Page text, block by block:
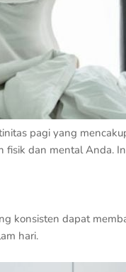
pagi yang
dan mental Anda.
konsisten dapat
hari.